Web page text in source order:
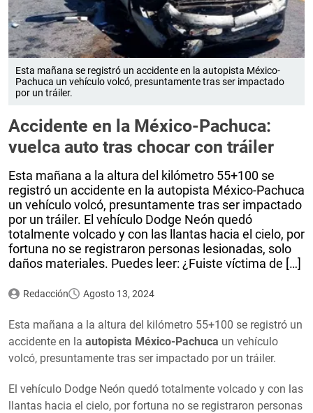
Esta mañana se registró un accidente en la autopista México-
Pachuca un vehículo volcó, presuntamente tras ser impactado
por un tráiler.
Accidente en la México-Pachuca:
vuelca auto tras chocar con tráiler
Esta mañana a la altura del kilómetro 55+100 se
registró un accidente en la autopista México-Pachuca
un vehículo volcó, presuntamente tras ser impactado
por un tráiler. El vehículo Dodge Neón quedó
totalmente volcado y con las llantas hacia el cielo, por
fortuna no se registraron personas lesionadas, solo
daños materiales. Puedes leer: ¿Fuiste víctima de […]
Redacción Agosto 13, 2024
Esta mañana a la altura del kilómetro 55+100 se registró un
accidente en la autopista México-Pachuca un vehículo
volcó, presuntamente tras ser impactado por un tráiler.
El vehículo Dodge Neón quedó totalmente volcado y con las
llantas hacia el cielo, por fortuna no se registraron personas